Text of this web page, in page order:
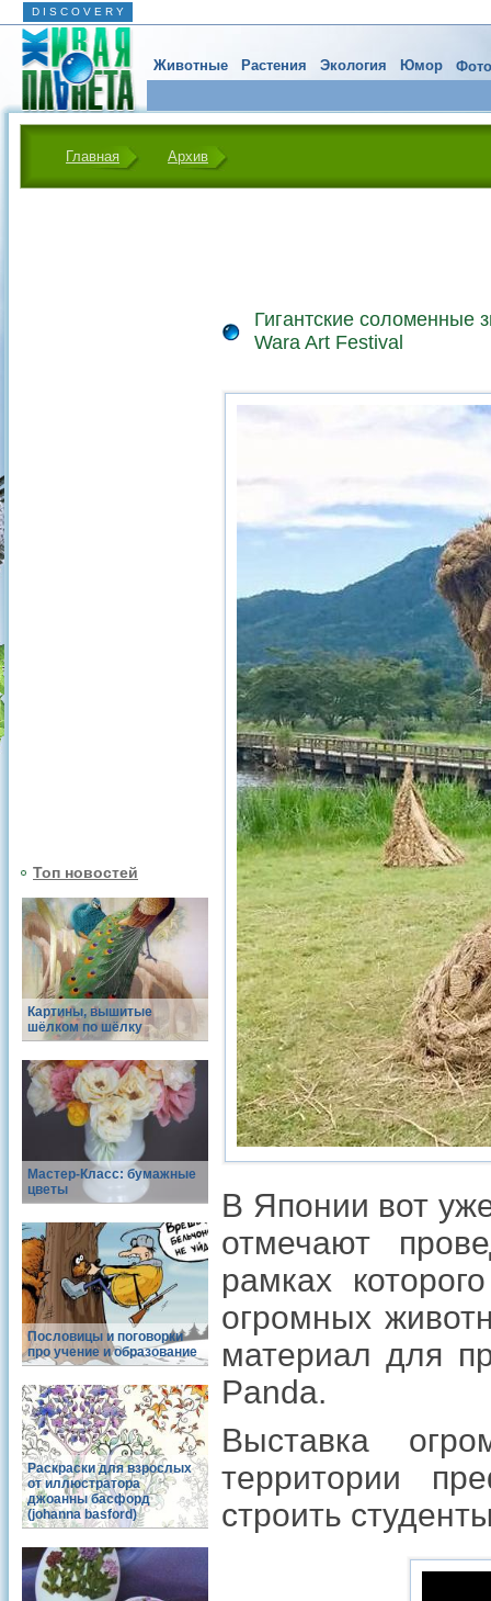
D I S C O V E R Y
Животные Растения Экология Юмор
Главная Архив
Топ новостей
Картины, вышитые
шёлком по шёлку
Мастер-Класс: бумажные
цветы
Пословицы и поговорки
про учение и образование
Раскраски для взрослых
от иллюстратора
джоанны басфорд
(johanna basford)
Гигантские соломенные
Wara Art Festival
В Японии вот
отмечают
рамках
огромных
материал для
Panda.
Выставка
территории
строить